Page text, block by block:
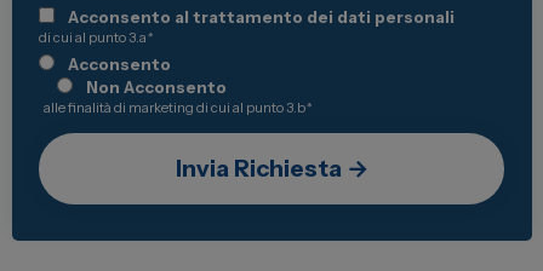
Acconsento al trattamento dei dati personali
di cui al punto 3.a*
Acconsento
Non Acconsento
alle finalità di marketing di cui al punto 3.b*